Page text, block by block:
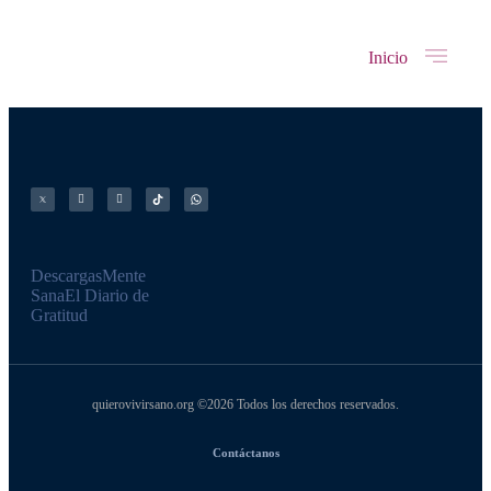
Inicio
DescargasMente
SanaEl Diario de
Gratitud
quierovivirsano.org ©2026 Todos los derechos reservados.
Contáctanos